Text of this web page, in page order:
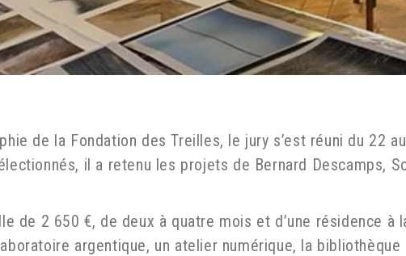
de la Fondation des Treilles, le jury s’est réuni du 22
il a retenu les projets de Bernard Descamps,
de 2 650 €, de deux à quatre mois et d’une résidence à
argentique, un atelier numérique, la